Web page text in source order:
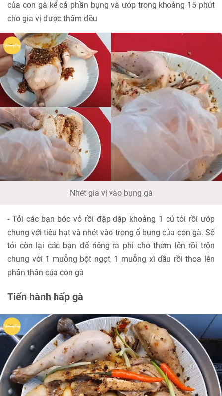
của con gà kể cả phần bụng và ướp trong khoảng 15 phút
cho gia vị được thấm đều
Nhét gia vị vào bụng gà
- Tỏi các bạn bóc vỏ rồi đập dập khoảng 1 củ tỏi rồi ướp
chung với tiêu hạt và nhét vào trong ổ bụng của con gà. Số
tỏi còn lại các bạn để riêng ra phi cho thơm lên rồi trộn
chung với 1 muỗng bột ngọt, 1 muỗng xì dầu rồi thoa lên
phần thân của con gà
Tiến hành hấp gà